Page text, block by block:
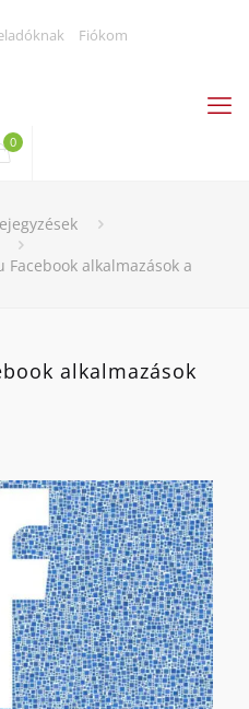
Fiókom
0
Facebook alkalmazások a
alkalmazások